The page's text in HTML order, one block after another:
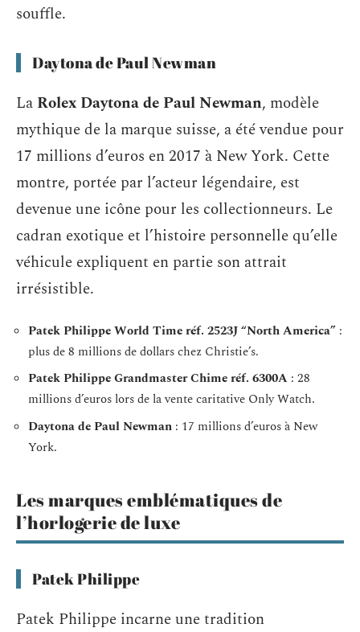
souffle.
Daytona de Paul Newman
La Rolex Daytona de Paul Newman, modèle
mythique de la marque suisse, a été vendue pour
17 millions d’euros en 2017 à New York. Cette
montre, portée par l’acteur légendaire, est
devenue une icône pour les collectionneurs. Le
cadran exotique et l’histoire personnelle qu’elle
véhicule expliquent en partie son attrait
irrésistible.
Patek Philippe World Time réf. 2523J “North America” :
plus de 8 millions de dollars chez Christie’s.
Patek Philippe Grandmaster Chime réf. 6300A : 28
millions d’euros lors de la vente caritative Only Watch.
Daytona de Paul Newman : 17 millions d’euros à New
York.
Les marques emblématiques de
l’horlogerie de luxe
Patek Philippe
Patek Philippe incarne une tradition